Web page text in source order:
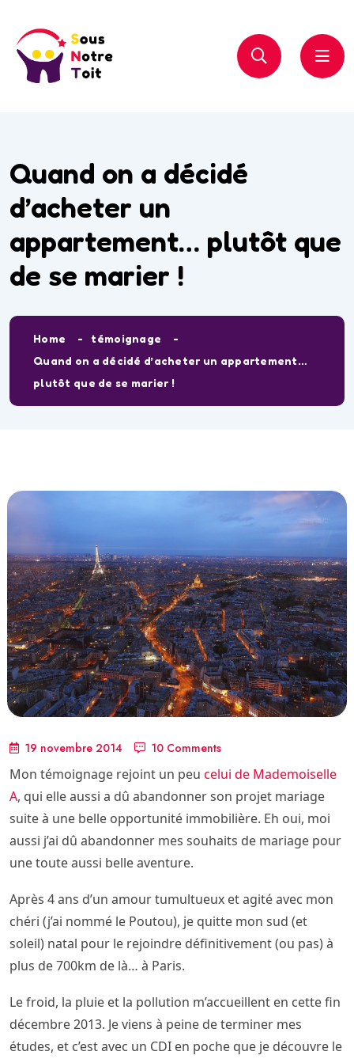
Quand on a décidé
d’acheter un
appartement… plutôt que
de se marier !
Home
témoignage
Quand on a décidé d’acheter un appartement…
plutôt que de se marier !
19 novembre 2014 10 Comments
Mon témoignage rejoint un peu celui de Mademoiselle
A, qui elle aussi a dû abandonner son projet mariage
suite à une belle opportunité immobilière. Eh oui, moi
aussi j’ai dû abandonner mes souhaits de mariage pour
une toute aussi belle aventure.
Après 4 ans d’un amour tumultueux et agité avec mon
chéri (j’ai nommé le Poutou), je quitte mon sud (et
soleil) natal pour le rejoindre définitivement (ou pas) à
plus de 700km de là… à Paris.
Le froid, la pluie et la pollution m’accueillent en cette fin
décembre 2013. Je viens à peine de terminer mes
études, et c’est avec un CDI en poche que je découvre le